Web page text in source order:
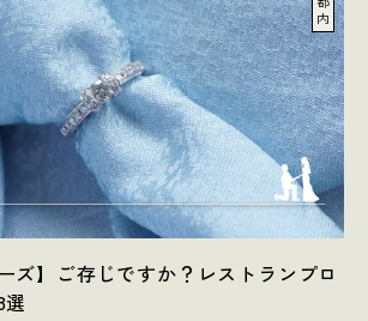
内
ズ】ご存じですか？レストランプロ